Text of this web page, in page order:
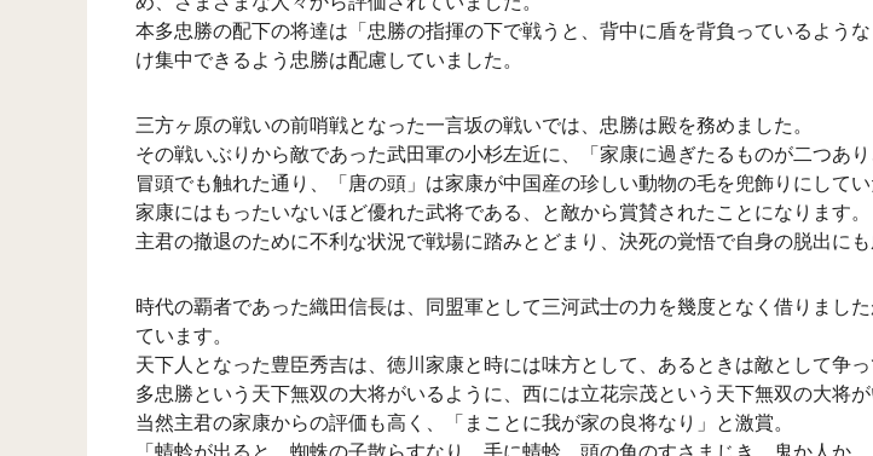
本多忠勝の配下の将達は「忠勝の指揮の下で戦うと、背中に盾を背負っているよう
け集中できるよう忠勝は配慮していました。
三方ヶ原の戦いの前哨戦となった一言坂の戦いでは、忠勝は殿を務めました。
その戦いぶりから敵であった武田軍の小杉左近に、「家康に過ぎたるものが二つあ
冒頭でも触れた通り、「唐の頭」は家康が中国産の珍しい動物の毛を兜飾りにして
家康にはもったいないほど優れた武将である、と敵から賞賛されたことになります。
主君の撤退のために不利な状況で戦場に踏みとどまり、決死の覚悟で自身の脱出に
時代の覇者であった織田信長は、同盟軍として三河武士の力を幾度となく借りまし
ています。
天下人となった豊臣秀吉は、徳川家康と時には味方として、あるときは敵として争
多忠勝という天下無双の大将がいるように、西には立花宗茂という天下無双の大将
当然主君の家康からの評価も高く、「まことに我が家の良将なり」と激賞。